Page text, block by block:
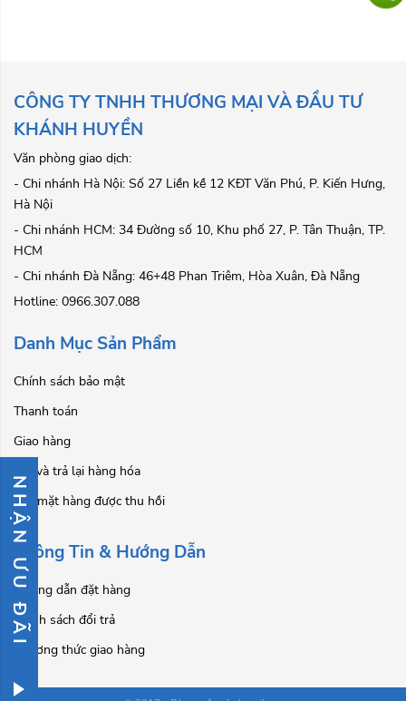
CÔNG TY TNHH THƯƠNG MẠI VÀ ĐẦU TƯ
KHÁNH HUYỀN
Văn phòng giao dịch:
- Chi nhánh Hà Nội: Số 27 Liền kề 12 KĐT Văn Phú, P. Kiến Hưng,
Hà Nội
- Chi nhánh HCM: 34 Đường số 10, Khu phố 27, P. Tân Thuận, TP.
HCM
- Chi nhánh Đà Nẵng: 46+48 Phan Triêm, Hòa Xuân, Đà Nẵng
Hotline: 0966.307.088
Danh Mục Sản Phẩm
Chính sách bảo mật
Thanh toán
Giao hàng
Đổi và trả lại hàng hóa
Các mặt hàng được thu hồi
Thông Tin & Hướng Dẫn
Hướng dẫn đặt hàng
Chính sách đổi trả
Phương thức giao hàng
NHẬN ƯU ĐÃI